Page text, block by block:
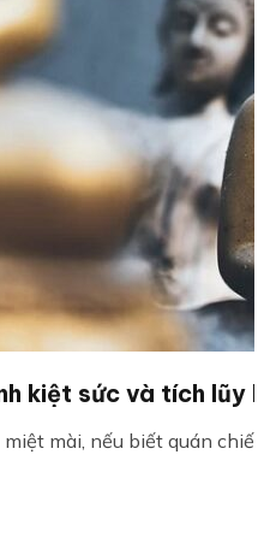
kiệt sức và tích lũy
mài, nếu biết quán